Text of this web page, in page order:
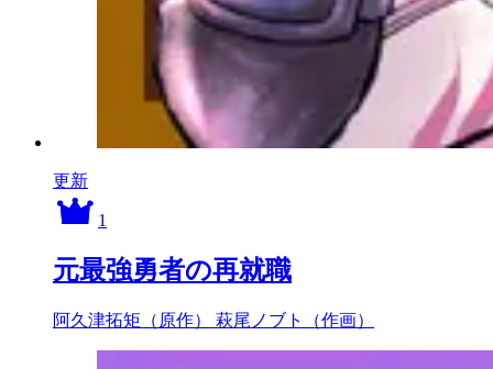
更新
1
元最強勇者の再就職
阿久津拓矩（原作） 萩尾ノブト（作画）